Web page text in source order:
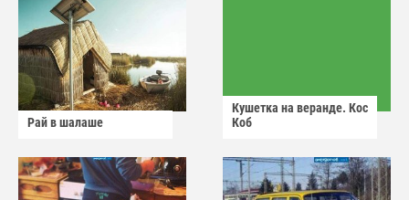
Рай в шалаше
Кушетка на веранде. Кос
Коб